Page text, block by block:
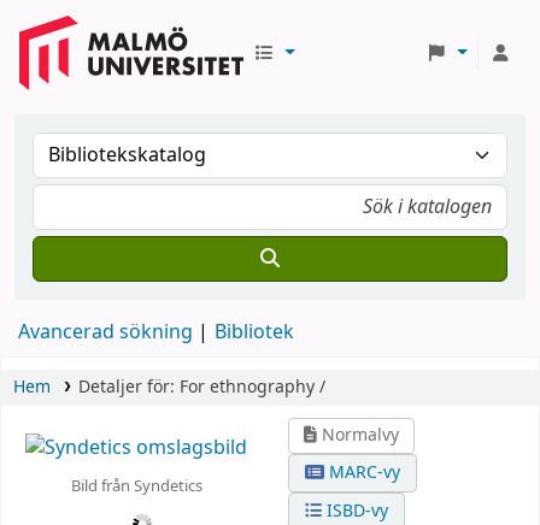
Avancerad sökning Bibliotek
Hem Detaljer för: For ethnography /
Bild från Syndetics
Normalvy
MARC-vy
ISBD-vy